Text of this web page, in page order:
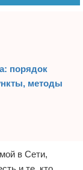
порядок
методы
в Сети,